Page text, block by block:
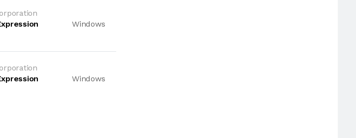
Windows
Windows